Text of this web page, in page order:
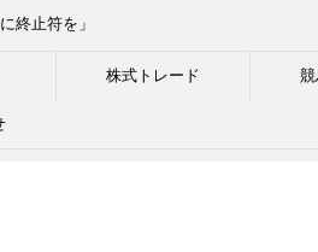
終止符を」
株式トレード